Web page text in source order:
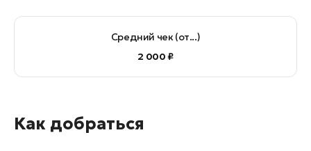
Средний чек (от...)
2 000 ₽
Как добраться